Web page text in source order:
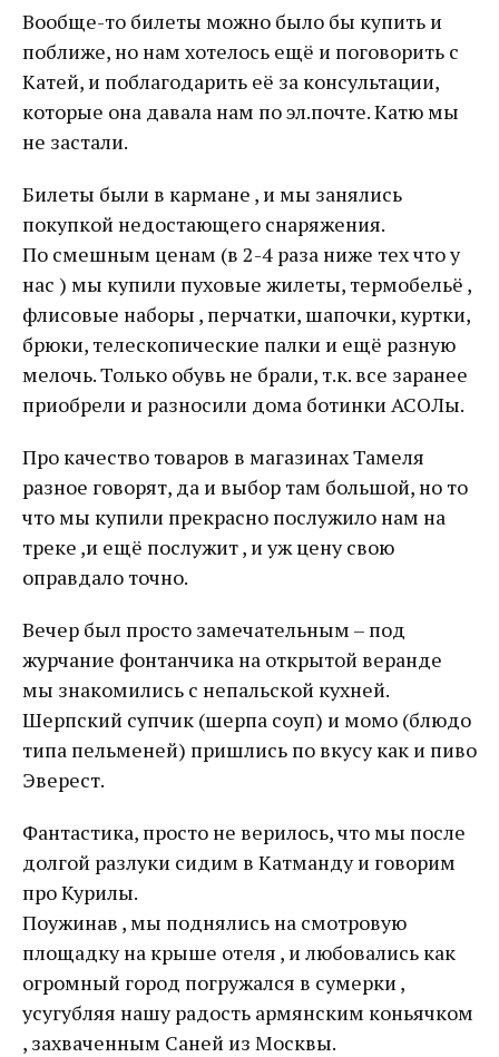
Вообще-то билеты можно было бы купить и
поближе, но нам хотелось ещё и поговорить с
Катей, и поблагодарить её за консультации,
которые она давала нам по эл.почте. Катю мы
не застали.
Билеты были в кармане , и мы занялись
покупкой недостающего снаряжения.
По смешным ценам (в 2-4 раза ниже тех что у
нас ) мы купили пуховые жилеты, термобельё ,
флисовые наборы , перчатки, шапочки, куртки,
брюки, телескопические палки и ещё разную
мелочь. Только обувь не брали, т.к. все заранее
приобрели и разносили дома ботинки АСОЛы.
Про качество товаров в магазинах Тамеля
разное говорят, да и выбор там большой, но то
что мы купили прекрасно послужило нам на
треке ,и ещё послужит , и уж цену свою
оправдало точно.
Вечер был просто замечательным – под
журчание фонтанчика на открытой веранде
мы знакомились с непальской кухней.
Шерпский супчик (шерпа соуп) и момо (блюдо
типа пельменей) пришлись по вкусу как и пиво
Эверест.
Фантастика, просто не верилось, что мы после
долгой разлуки сидим в Катманду и говорим
про Курилы.
Поужинав , мы поднялись на смотровую
площадку на крыше отеля , и любовались как
огромный город погружался в сумерки ,
усугубляя нашу радость армянским коньячком
, захваченным Саней из Москвы.